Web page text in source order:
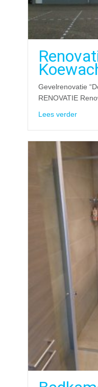
Gevelrenovatie
RENOVATIE
Lees verderabout